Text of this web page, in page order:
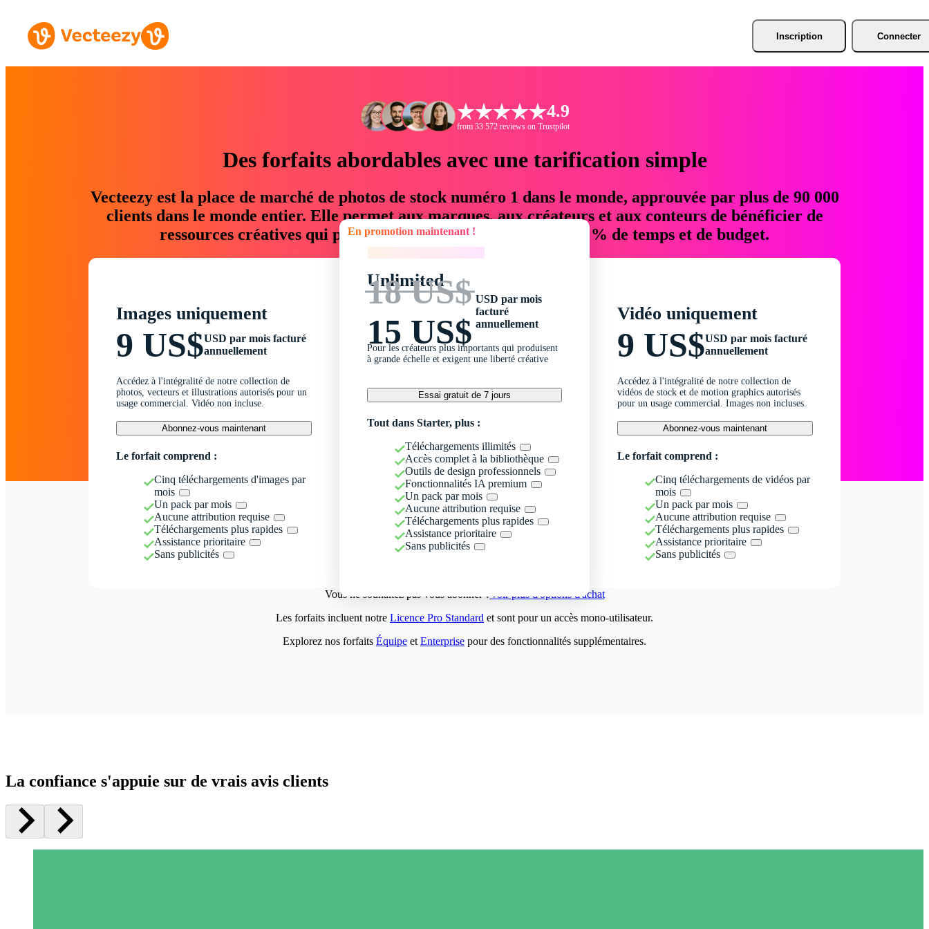
Inscription Connecter
4.9
from 33 572 reviews on Trustpilot
Des forfaits abordables avec une tarification simple
Vecteezy est la place de marché de photos de stock numéro 1 dans le monde, approuvée par plus de 90 000
clients dans le monde entier. Elle permet aux marques, aux créateurs et aux conteurs de bénéficier de
ressources créatives qui permettent d'économiser jusqu'à 76 % de temps et de budget.
Images uniquement
9 US$USD par mois facturé
annuellement
Accédez à l'intégralité de notre collection de
photos, vecteurs et illustrations autorisés pour un
usage commercial. Vidéo non incluse.
Abonnez-vous maintenant
Le forfait comprend :
Cinq téléchargements d'images par
mois
Un pack par mois
Aucune attribution requise
Téléchargements plus rapides
Assistance prioritaire
Sans publicités
En promotion maintenant !
Unlimited
18 US$
15 US$
USD par mois
facturé
annuellement
Pour les créateurs plus importants qui produisent
à grande échelle et exigent une liberté créative
Essai gratuit de 7 jours
Tout dans Starter, plus :
Téléchargements illimités
Accès complet à la bibliothèque
Outils de design professionnels
Fonctionnalités IA premium
Un pack par mois
Aucune attribution requise
Téléchargements plus rapides
Assistance prioritaire
Sans publicités
Vidéo uniquement
9 US$USD par mois facturé
annuellement
Accédez à l'intégralité de notre collection de
vidéos de stock et de motion graphics autorisés
pour un usage commercial. Images non incluses.
Abonnez-vous maintenant
Le forfait comprend :
Cinq téléchargements de vidéos par
mois
Un pack par mois
Aucune attribution requise
Téléchargements plus rapides
Assistance prioritaire
Sans publicités
Vous ne souhaitez pas vous abonner ?Voir plus d'options d'achat
Les forfaits incluent notre Licence Pro Standard et sont pour un accès mono-utilisateur.
Explorez nos forfaits Équipe et Enterprise pour des fonctionnalités supplémentaires.
La confiance s'appuie sur de vrais avis clients